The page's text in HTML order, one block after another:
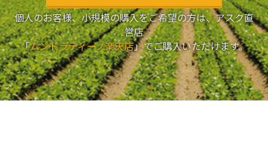
個人のお客様、小規模の購入をご希望の方は、アスク直
営店
「ムンドラティーノ楽天店」でご購入いただけます。